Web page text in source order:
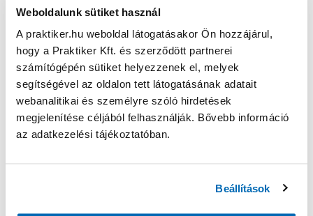
Weboldalunk sütiket használ
A praktiker.hu weboldal látogatásakor Ön hozzájárul,
hogy a Praktiker Kft. és szerződött partnerei
számítógépén sütiket helyezzenek el, melyek
segítségével az oldalon tett látogatásának adatait
webanalitikai és személyre szóló hirdetések
megjelenítése céljából felhasználják. Bővebb információ
az adatkezelési tájékoztatóban.
Beállítások
Oldal újratöltése